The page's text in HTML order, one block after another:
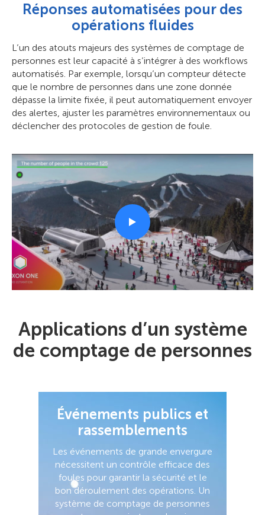
Réponses automatisées pour des
opérations fluides
L’un des atouts majeurs des systèmes de comptage de
personnes est leur capacité à s’intégrer à des workflows
automatisés. Par exemple, lorsqu’un compteur détecte
que le nombre de personnes dans une zone donnée
dépasse la limite fixée, il peut automatiquement envoyer
des alertes, ajuster les paramètres environnementaux ou
déclencher des protocoles de gestion de foule.
Applications d’un système
de comptage de personnes
Événements publics et
rassemblements
Les événements de grande envergure
nécessitent un contrôle efficace des
foules pour garantir la sécurité et le
bon déroulement des opérations. Un
système de comptage de personnes